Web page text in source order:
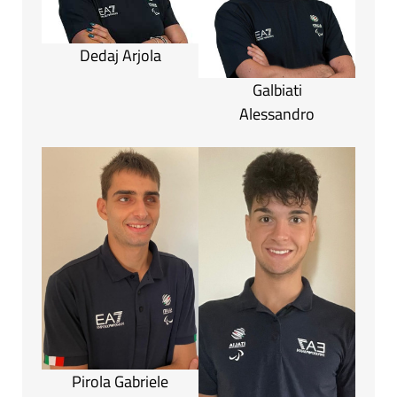
Dedaj Arjola
Galbiati
Alessandro
Pirola Gabriele